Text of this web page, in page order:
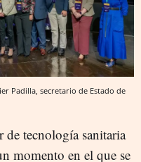
Padilla, secretario de Estado de
de tecnología sanitaria
momento en el que se